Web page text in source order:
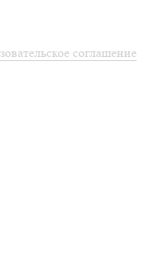
соглашение